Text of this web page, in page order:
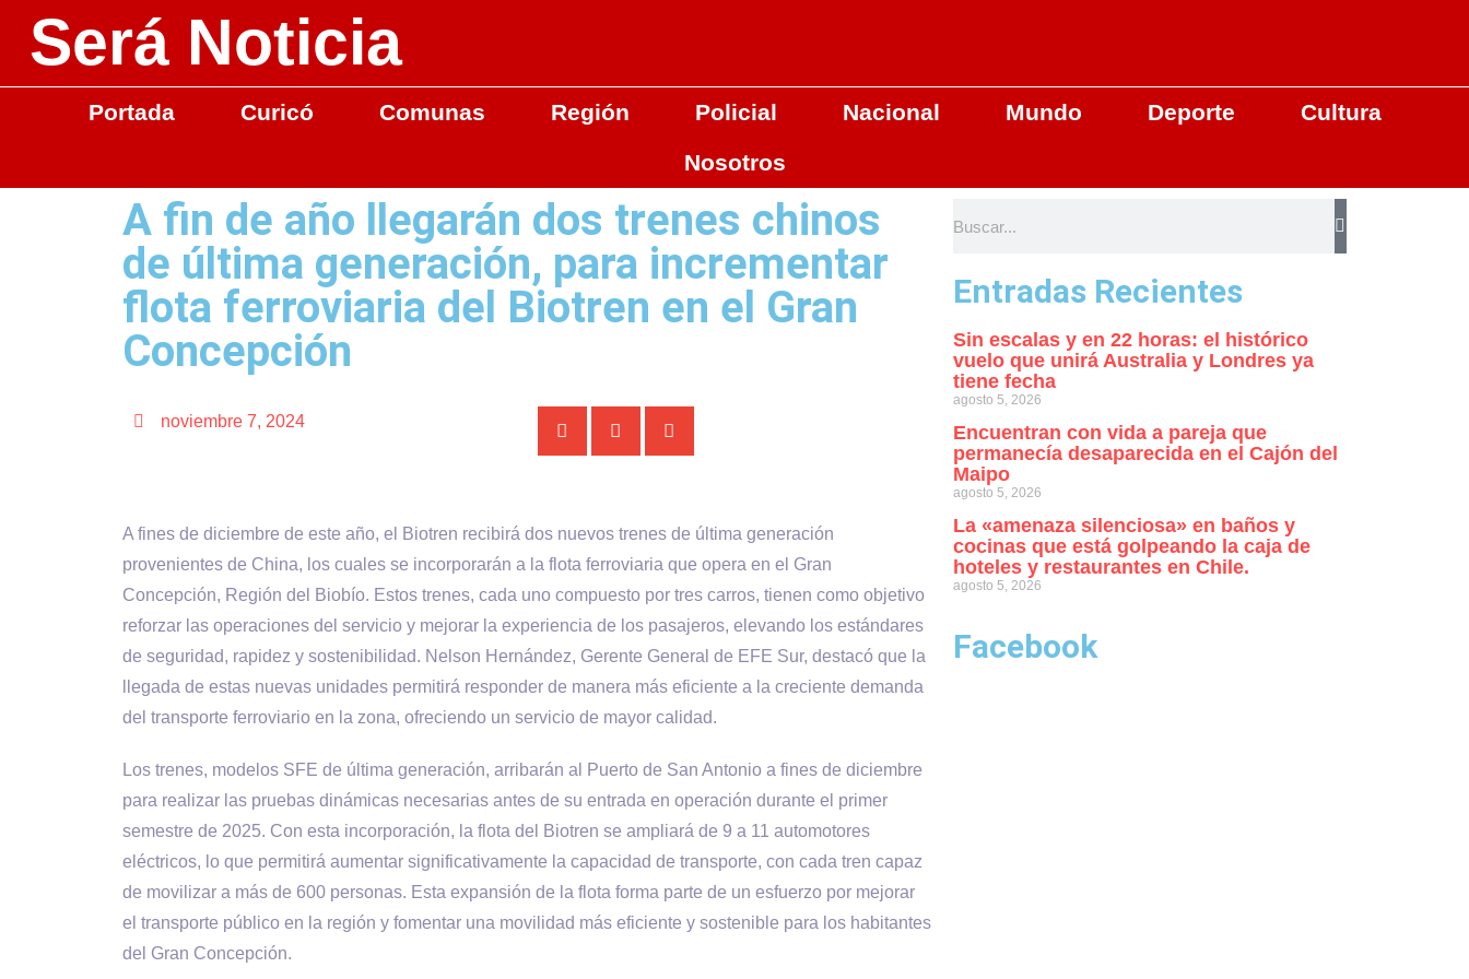
Será Noticia
Portada Curicó Comunas Región Policial Nacional Mundo Deporte
Cultura
Nosotros
A fin de año llegarán dos trenes chinos
de última generación, para incrementar
flota ferroviaria del Biotren en el Gran
Concepción
noviembre 7, 2024
A fines de diciembre de este año, el Biotren recibirá dos nuevos trenes de última generación
provenientes de China, los cuales se incorporarán a la flota ferroviaria que opera en el Gran
Concepción, Región del Biobío. Estos trenes, cada uno compuesto por tres carros, tienen como objetivo
reforzar las operaciones del servicio y mejorar la experiencia de los pasajeros, elevando los estándares
de seguridad, rapidez y sostenibilidad. Nelson Hernández, Gerente General de EFE Sur, destacó que la
llegada de estas nuevas unidades permitirá responder de manera más eficiente a la creciente demanda
del transporte ferroviario en la zona, ofreciendo un servicio de mayor calidad.
Los trenes, modelos SFE de última generación, arribarán al Puerto de San Antonio a fines de diciembre
para realizar las pruebas dinámicas necesarias antes de su entrada en operación durante el primer
semestre de 2025. Con esta incorporación, la flota del Biotren se ampliará de 9 a 11 automotores
eléctricos, lo que permitirá aumentar significativamente la capacidad de transporte, con cada tren capaz
de movilizar a más de 600 personas. Esta expansión de la flota forma parte de un esfuerzo por mejorar
el transporte público en la región y fomentar una movilidad más eficiente y sostenible para los habitantes
del Gran Concepción.
Entradas Recientes
Sin escalas y en 22 horas: el histórico
vuelo que unirá Australia y Londres ya
tiene fecha
agosto 5, 2026
Encuentran con vida a pareja que
permanecía desaparecida en el Cajón del
Maipo
agosto 5, 2026
La «amenaza silenciosa» en baños y
cocinas que está golpeando la caja de
hoteles y restaurantes en Chile.
agosto 5, 2026
Facebook